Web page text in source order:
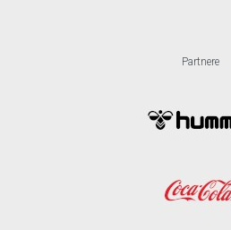
Partnere